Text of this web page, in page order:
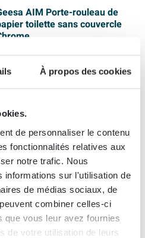
À propos des cookies
de personnaliser le contenu
fonctionnalités relatives aux
notre trafic. Nous
informations sur l'utilisation de
de médias sociaux, de
combiner celles-ci
que vous leur avez fournies
de votre utilisation de leurs
AIM Porte-rouleau de
toilette sans couvercle
Prix
Logis Universal
rouleau WC chrome
(2)
demain